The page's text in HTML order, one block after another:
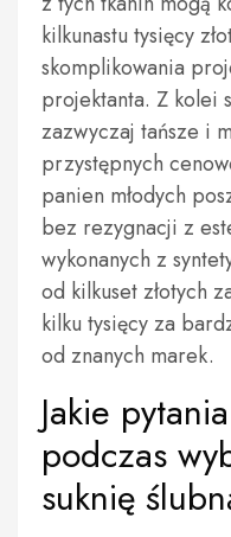
kilkunastu tysięcy
skomplikowania
projektanta. Z kolei
zazwyczaj tańsze i
przystępnych
panien młodych
bez rezygnacji z
wykonanych z
od kilkuset złotych
kilku tysięcy za
od znanych marek.
Jakie
podczas
suknię